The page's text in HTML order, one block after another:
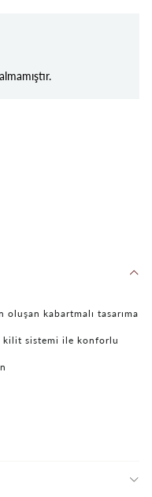
kabartmalı tasarıma
kilit sistemi ile konforlu